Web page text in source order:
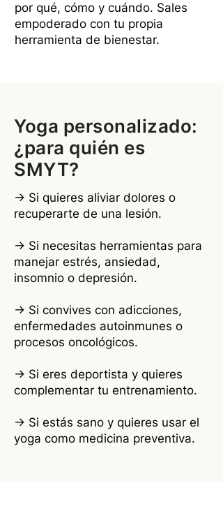
por qué, cómo y cuándo. Sales
empoderado con tu propia
herramienta de bienestar.
Yoga personalizado:
¿para quién es
SMYT?
→ Si quieres aliviar dolores o
recuperarte de una lesión.
→ Si necesitas herramientas para
manejar estrés, ansiedad,
insomnio o depresión.
→ Si convives con adicciones,
enfermedades autoinmunes o
procesos oncológicos.
→ Si eres deportista y quieres
complementar tu entrenamiento.
→ Si estás sano y quieres usar el
yoga como medicina preventiva.